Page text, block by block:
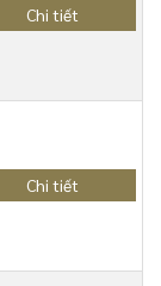
Chi tiết
Chi tiết